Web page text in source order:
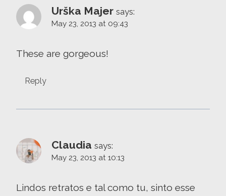
Urška Majer says:
May 23, 2013 at 09:43
These are gorgeous!
Reply
Claudia says:
May 23, 2013 at 10:13
Lindos retratos e tal como tu, sinto esse